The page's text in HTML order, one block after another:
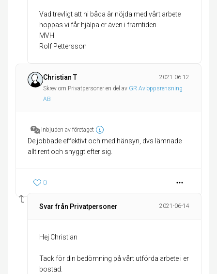
Vad trevligt att ni båda är nöjda med vårt arbete
hoppas vi får hjälpa er även i framtiden.
MVH
Rolf Pettersson
Christian T
2021-06-12
Skrev om Privatpersoner en del av GR Avloppsrensning
AB
Inbjuden av företaget
De jobbade effektivt och med hänsyn, dvs lämnade
allt rent och snyggt efter sig.
0
Svar från Privatpersoner 2021-06-14
Hej Christian
Tack för din bedömning på vårt utförda arbete i er
bostad.